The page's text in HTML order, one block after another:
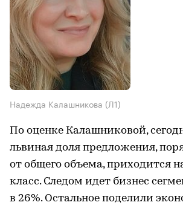
Надежда Калашникова (Л1)
По оценке Калашниковой,
львиная доля предложения,
от общего объема, приходится
класс. Следом идет бизнес
в 26%. Остальное поделили